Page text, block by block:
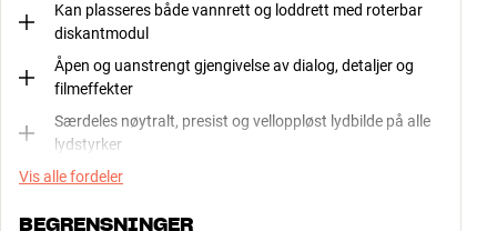
Kan plasseres både vannrett og loddrett med roterbar
diskantmodul
Åpen og uanstrengt gjengivelse av dialog, detaljer og
filmeffekter
Særdeles nøytralt, presist og velloppløst lydbilde på alle
lydstyrker
Vis alle fordeler
BEGRENSNINGER